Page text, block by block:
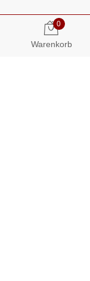
0
Warenkorb